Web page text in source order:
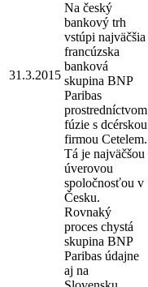
31.3.2015
Na český
bankový trh
vstúpi najväčšia
francúzska
banková
skupina BNP
Paribas
prostredníctvom
fúzie s dcérskou
firmou Cetelem.
Tá je najväčšou
úverovou
spoločnosťou v
Česku.
Rovnaký
proces chystá
skupina BNP
Paribas údajne
aj na